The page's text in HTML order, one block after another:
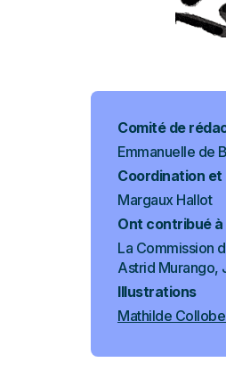
Comité de
Emmanuelle de
Coordination et
Margaux Hallot
Ont contribué
La Commission
Astrid Murango,
Illustrations
Mathilde